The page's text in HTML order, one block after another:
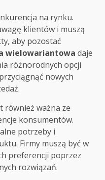
na rynku.
klientów i muszą
aby pozostać
wielowariantowa daje
różnorodnych opcji
nowych
również ważna ze
konsumentów.
potrzeby i
Firmy muszą być w
preferencji poprzez
rozwiązań.